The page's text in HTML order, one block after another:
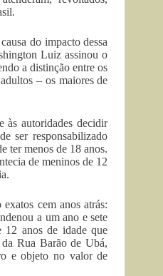
do impacto dessa
Luiz assinou o
a distinção entre os
– os maiores de
às autoridades decidir
ser responsabilizado
ter menos de 18 anos.
de meninos de 12
cem anos atrás:
a um ano e sete
12 anos de idade que
Rua Barão de Ubá,
e objeto no valor de